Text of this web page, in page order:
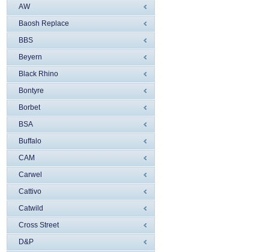
AW
Baosh Replace
BBS
Beyern
Black Rhino
Bontyre
Borbet
BSA
Buffalo
CAM
Carwel
Cattivo
Catwild
Cross Street
D&P